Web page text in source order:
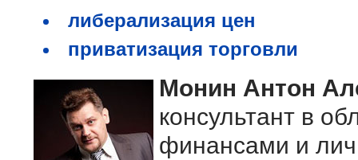
либерализация цен
приватизация торговли
Монин Антон
консультант в
финансами и